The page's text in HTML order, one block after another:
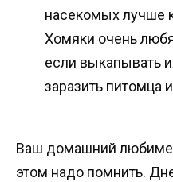
насекомых лучше
Хомяки очень
если выкапывать
заразить питомца
Ваш домашний
этом надо помнить.